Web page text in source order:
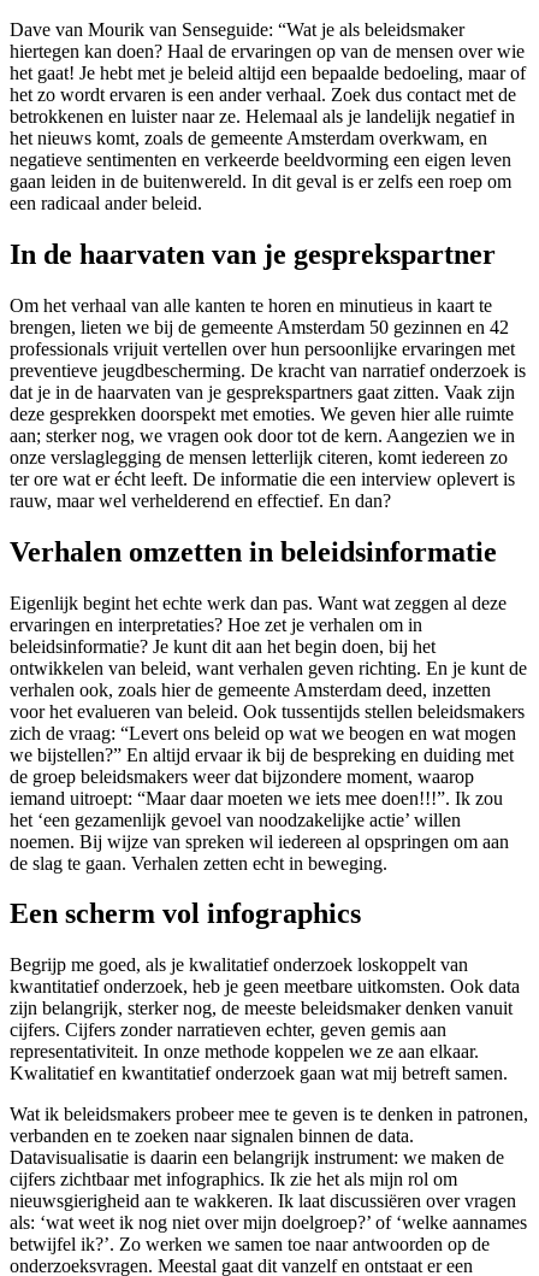
Dave van Mourik van Senseguide: “Wat je als beleidsmaker
hiertegen kan doen? Haal de ervaringen op van de mensen over wie
het gaat! Je hebt met je beleid altijd een bepaalde bedoeling, maar of
het zo wordt ervaren is een ander verhaal. Zoek dus contact met de
betrokkenen en luister naar ze. Helemaal als je landelijk negatief in
het nieuws komt, zoals de gemeente Amsterdam overkwam, en
negatieve sentimenten en verkeerde beeldvorming een eigen leven
gaan leiden in de buitenwereld. In dit geval is er zelfs een roep om
een radicaal ander beleid.
In de haarvaten van je gesprekspartner
Om het verhaal van alle kanten te horen en minutieus in kaart te
brengen, lieten we bij de gemeente Amsterdam 50 gezinnen en 42
professionals vrijuit vertellen over hun persoonlijke ervaringen met
preventieve jeugdbescherming. De kracht van narratief onderzoek is
dat je in de haarvaten van je gesprekspartners gaat zitten. Vaak zijn
deze gesprekken doorspekt met emoties. We geven hier alle ruimte
aan; sterker nog, we vragen ook door tot de kern. Aangezien we in
onze verslaglegging de mensen letterlijk citeren, komt iedereen zo
ter ore wat er écht leeft. De informatie die een interview oplevert is
rauw, maar wel verhelderend en effectief. En dan?
Verhalen omzetten in beleidsinformatie
Eigenlijk begint het echte werk dan pas. Want wat zeggen al deze
ervaringen en interpretaties? Hoe zet je verhalen om in
beleidsinformatie? Je kunt dit aan het begin doen, bij het
ontwikkelen van beleid, want verhalen geven richting. En je kunt de
verhalen ook, zoals hier de gemeente Amsterdam deed, inzetten
voor het evalueren van beleid. Ook tussentijds stellen beleidsmakers
zich de vraag: “Levert ons beleid op wat we beogen en wat mogen
we bijstellen?” En altijd ervaar ik bij de bespreking en duiding met
de groep beleidsmakers weer dat bijzondere moment, waarop
iemand uitroept: “Maar daar moeten we iets mee doen!!!”. Ik zou
het ‘een gezamenlijk gevoel van noodzakelijke actie’ willen
noemen. Bij wijze van spreken wil iedereen al opspringen om aan
de slag te gaan. Verhalen zetten echt in beweging.
Een scherm vol infographics
Begrijp me goed, als je kwalitatief onderzoek loskoppelt van
kwantitatief onderzoek, heb je geen meetbare uitkomsten. Ook data
zijn belangrijk, sterker nog, de meeste beleidsmaker denken vanuit
cijfers. Cijfers zonder narratieven echter, geven gemis aan
representativiteit. In onze methode koppelen we ze aan elkaar.
Kwalitatief en kwantitatief onderzoek gaan wat mij betreft samen.
Wat ik beleidsmakers probeer mee te geven is te denken in patronen,
verbanden en te zoeken naar signalen binnen de data.
Datavisualisatie is daarin een belangrijk instrument: we maken de
cijfers zichtbaar met infographics. Ik zie het als mijn rol om
nieuwsgierigheid aan te wakkeren. Ik laat discussiëren over vragen
als: ‘wat weet ik nog niet over mijn doelgroep?’ of ‘welke aannames
betwijfel ik?’. Zo werken we samen toe naar antwoorden op de
onderzoeksvragen. Meestal gaat dit vanzelf en ontstaat er een